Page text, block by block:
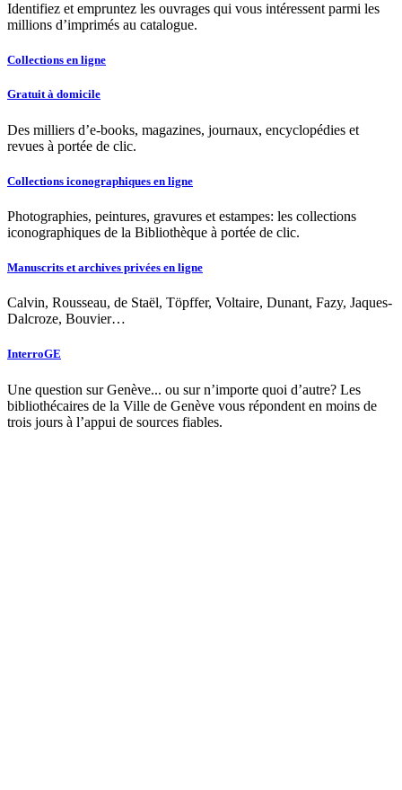
Identifiez et empruntez les ouvrages qui vous intéressent parmi les
millions d’imprimés au catalogue.
Collections en ligne
Gratuit à domicile
Des milliers d’e-books, magazines, journaux, encyclopédies et
revues à portée de clic.
Collections iconographiques en ligne
Photographies, peintures, gravures et estampes: les collections
iconographiques de la Bibliothèque à portée de clic.
Manuscrits et archives privées en ligne
Calvin, Rousseau, de Staël, Töpffer, Voltaire, Dunant, Fazy, Jaques-
Dalcroze, Bouvier…
InterroGE
Une question sur Genève... ou sur n’importe quoi d’autre? Les
bibliothécaires de la Ville de Genève vous répondent en moins de
trois jours à l’appui de sources fiables.